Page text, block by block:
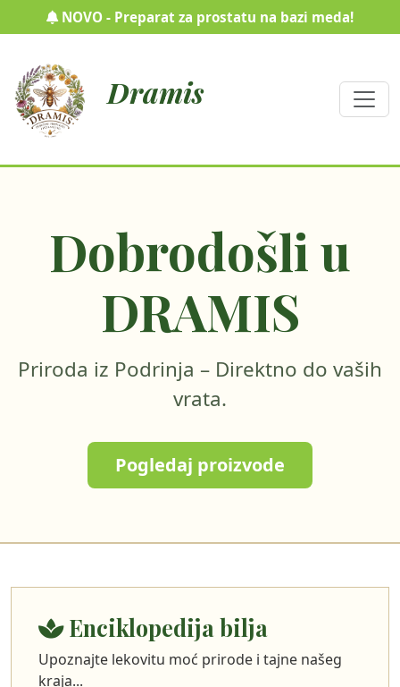
NOVO - Preparat za prostatu na bazi meda!
Dramis
Dobrodošli u
DRAMIS
Priroda iz Podrinja – Direktno do vaših
vrata.
Pogledaj proizvode
Enciklopedija bilja
Upoznajte lekovitu moć prirode i tajne našeg
kraja...